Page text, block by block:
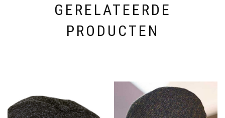
GERELATEERDE
PRODUCTEN